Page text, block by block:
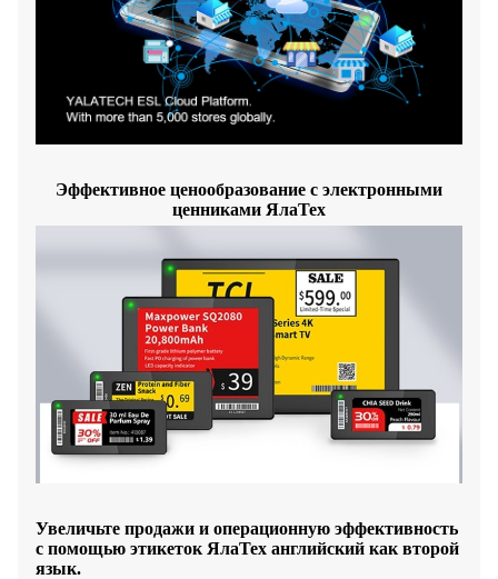
Эффективное ценообразование с электронными
ценниками ЯлаТех
Увеличьте продажи и операционную эффективность
с помощью этикеток ЯлаТех английский как второй
язык.